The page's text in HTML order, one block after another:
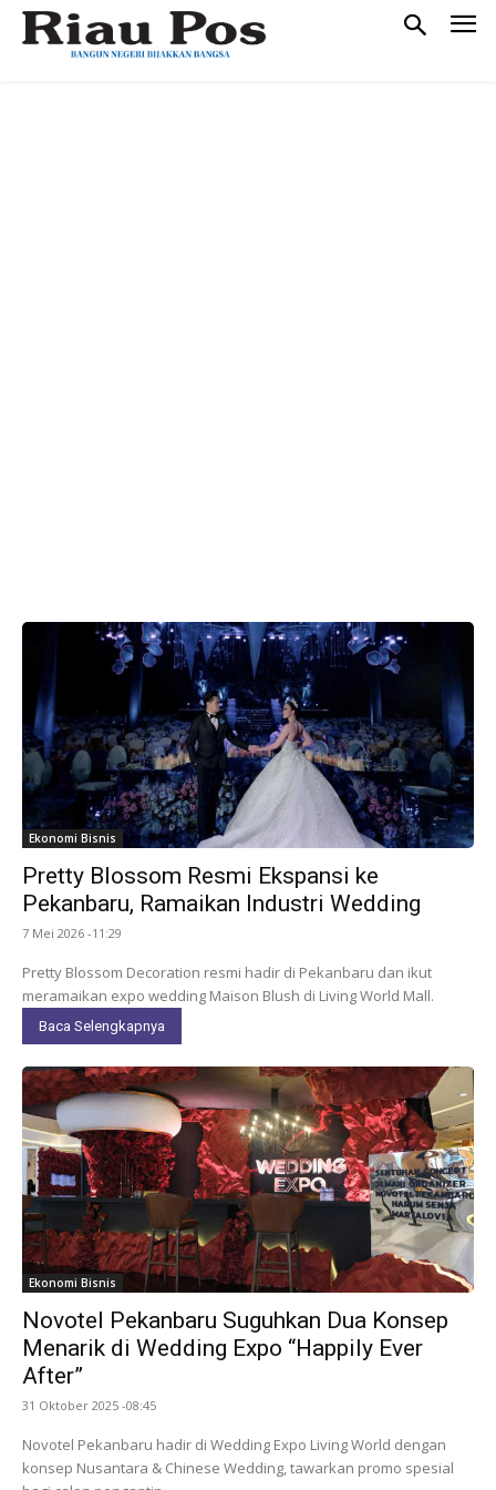
Ekonomi Bisnis
Pretty Blossom Resmi Ekspansi ke
Pekanbaru, Ramaikan Industri Wedding
7 Mei 2026 -11:29
Pretty Blossom Decoration resmi hadir di Pekanbaru dan ikut
meramaikan expo wedding Maison Blush di Living World Mall.
Baca Selengkapnya
Ekonomi Bisnis
Novotel Pekanbaru Suguhkan Dua Konsep
Menarik di Wedding Expo “Happily Ever
After”
31 Oktober 2025 -08:45
Novotel Pekanbaru hadir di Wedding Expo Living World dengan
konsep Nusantara & Chinese Wedding, tawarkan promo spesial